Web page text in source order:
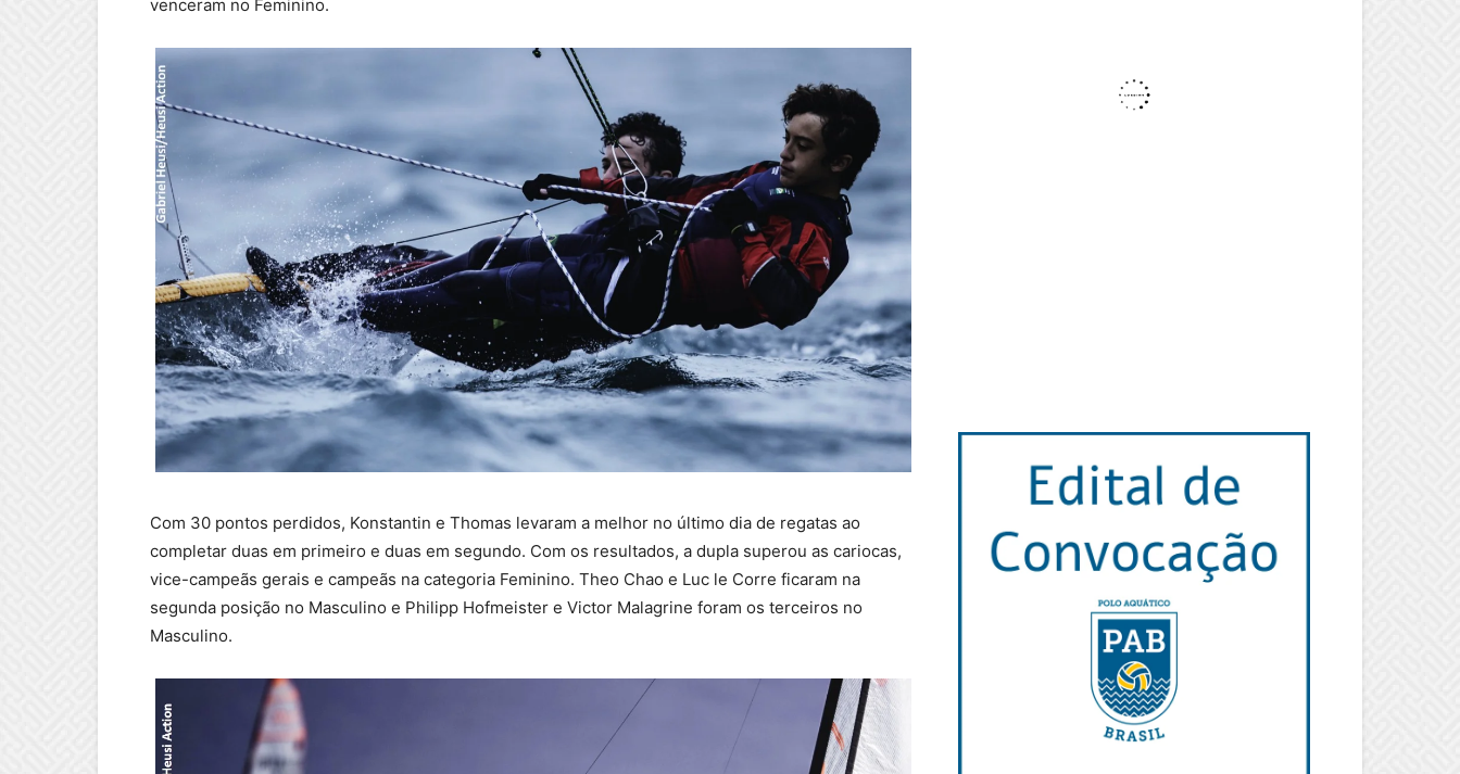
venceram no Feminino.
Com 30 pontos perdidos, Konstantin e Thomas levaram a melhor no último dia de regatas ao
completar duas em primeiro e duas em segundo. Com os resultados, a dupla superou as cariocas,
vice-campeãs gerais e campeãs na categoria Feminino. Theo Chao e Luc le Corre ficaram na
segunda posição no Masculino e Philipp Hofmeister e Victor Malagrine foram os terceiros no
Masculino.